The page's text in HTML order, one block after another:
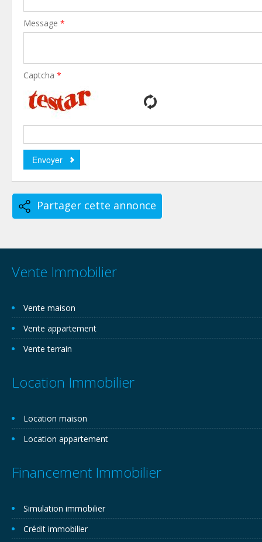
Message *
Captcha *
Partager cette annonce
Vente Immobilier
Vente maison
Vente appartement
Vente terrain
Location Immobilier
Location maison
Location appartement
Financement Immobilier
Simulation immobilier
Crédit immobilier